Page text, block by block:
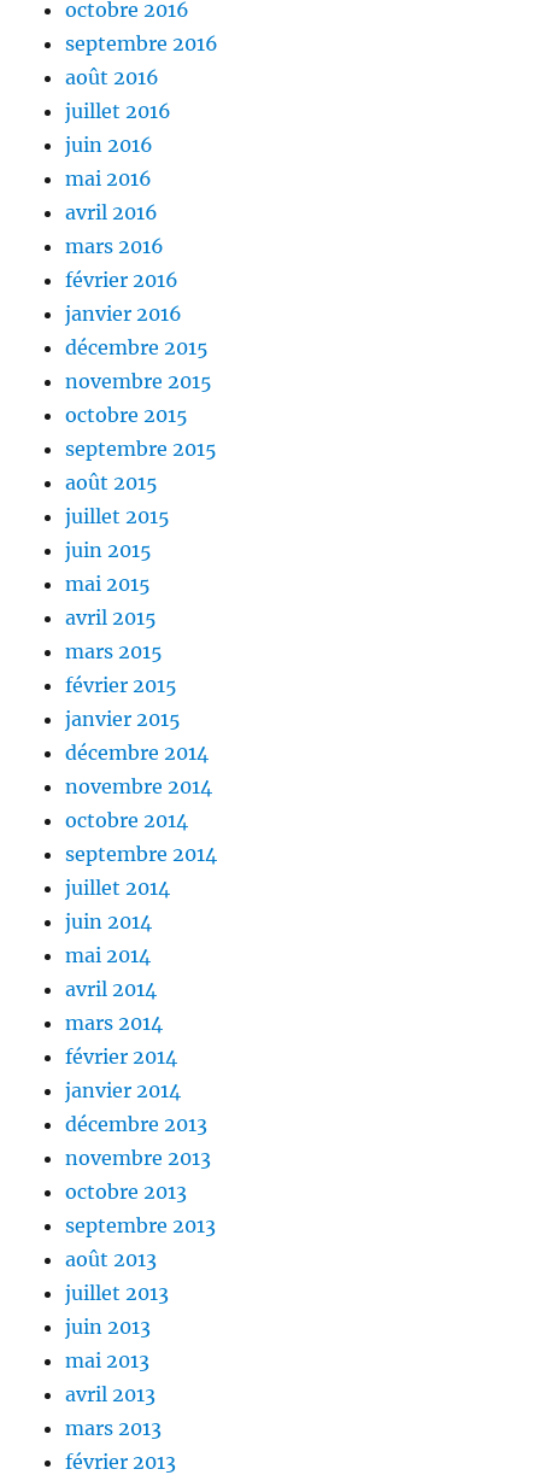
octobre 2016
septembre 2016
août 2016
juillet 2016
juin 2016
mai 2016
avril 2016
mars 2016
février 2016
janvier 2016
décembre 2015
novembre 2015
octobre 2015
septembre 2015
août 2015
juillet 2015
juin 2015
mai 2015
avril 2015
mars 2015
février 2015
janvier 2015
décembre 2014
novembre 2014
octobre 2014
septembre 2014
juillet 2014
juin 2014
mai 2014
avril 2014
mars 2014
février 2014
janvier 2014
décembre 2013
novembre 2013
octobre 2013
septembre 2013
août 2013
juillet 2013
juin 2013
mai 2013
avril 2013
mars 2013
février 2013